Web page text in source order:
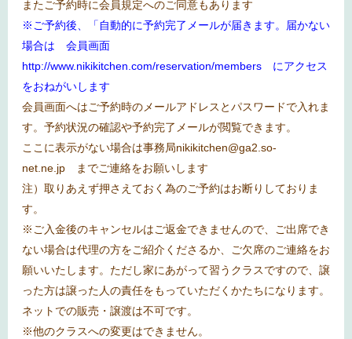
またご予約時に会員規定へのご同意もあります
※ご予約後、「自動的に予約完了メールが届きます。届かない
場合は 会員画面
http://www.nikikitchen.com/reservation/members にアクセス
をおねがいします
会員画面へはご予約時のメールアドレスとパスワードで入れま
す。予約状況の確認や予約完了メールが閲覧できます。
ここに表示がない場合は事務局nikikitchen@ga2.so-
net.ne.jp までご連絡をお願いします
注）取りあえず押さえておく為のご予約はお断りしておりま
す。
※ ご入金後のキャンセルはご返金できませんので、ご出席でき
ない場合は代理の方をご紹介くださるか、ご欠席のご連絡をお
願いいたします。ただし家にあがって習うクラスですので、譲
った方は譲った人の責任をもっていただくかたちになります。
ネットでの販売・譲渡は不可です。
※他のクラスへの変更はできません。